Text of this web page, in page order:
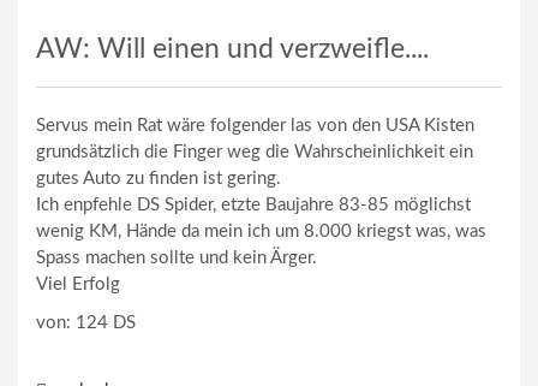
AW: Will einen und verzweifle....
Servus mein Rat wäre folgender las von den USA Kisten
grundsätzlich die Finger weg die Wahrscheinlichkeit ein
gutes Auto zu finden ist gering.
Ich enpfehle DS Spider, etzte Baujahre 83-85 möglichst
wenig KM, Hände da mein ich um 8.000 kriegst was, was
Spass machen sollte und kein Ärger.
Viel Erfolg
von: 124 DS